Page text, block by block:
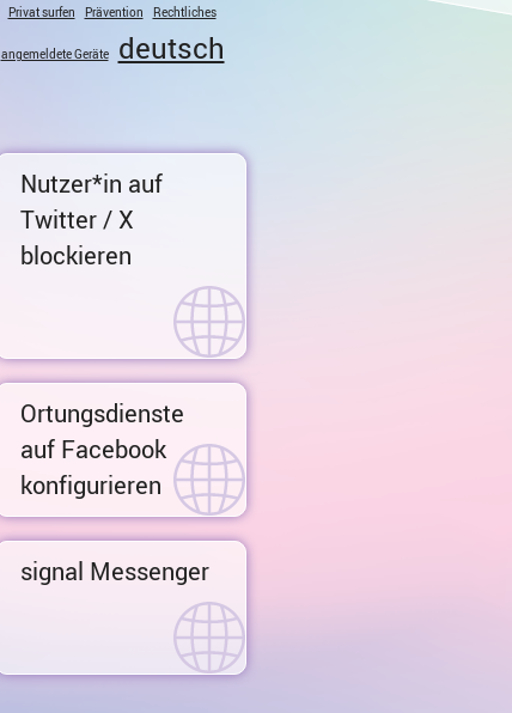
Privat surfen Prävention Rechtliches
angemeldete Geräte deutsch
Nutzer*in auf
Twitter / X
blockieren
Ortungsdienste
auf Facebook
konfigurieren
signal Messenger